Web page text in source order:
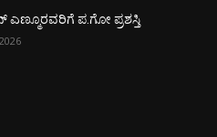
ಎಣ್ಮೂರವರಿಗೆ ಪ.ಗೋ ಪ್ರಶಸ್ತಿ